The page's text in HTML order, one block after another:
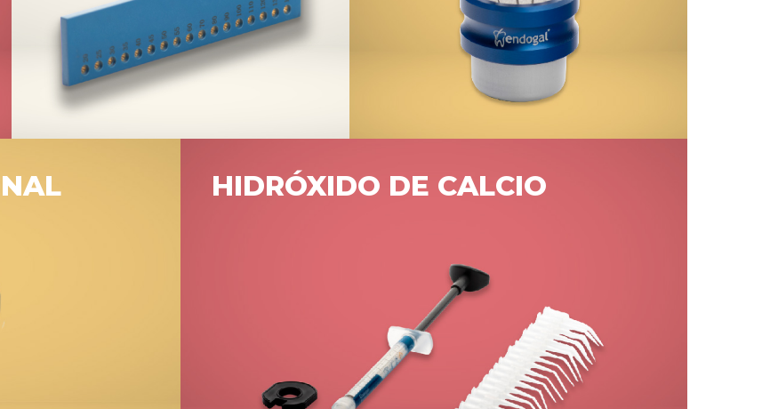
HIDRÓXIDO DE CALCIO